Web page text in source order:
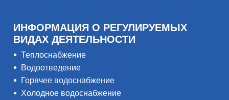
ИНФОРМАЦИЯ О РЕГУЛИРУЕМЫХ
ВИДАХ ДЕЯТЕЛЬНОСТИ
Теплоснабжение
Водоотведение
Горячее водоснабжение
Холодное водоснабжение